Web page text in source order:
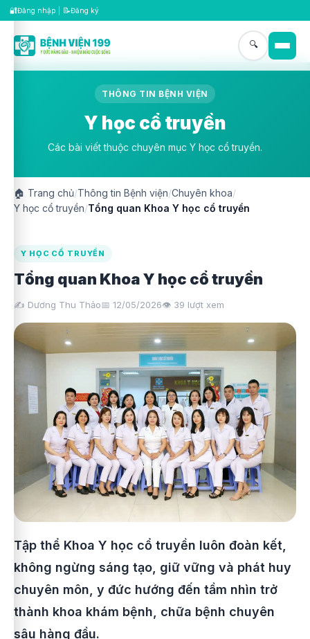
🔐Đăng nhập 📝Đăng ký
🔍
THÔNG TIN BỆNH VIỆN
Y học cổ truyền
Các bài viết thuộc chuyên mục Y học cổ truyền.
🏠 Trang chủ/Thông tin Bệnh viện/Chuyên khoa/
Y học cổ truyền/Tổng quan Khoa Y học cổ truyền
Y HỌC CỔ TRUYỀN
Tổng quan Khoa Y học cổ truyền
✍️ Dương Thu Thảo📅 12/05/2026👁️ 39 lượt xem
Tập thể Khoa Y học cổ truyền luôn đoàn kết,
không ngừng sáng tạo, giữ vững và phát huy
chuyên môn, y đức hướng đến tầm nhìn trở
thành khoa khám bệnh, chữa bệnh chuyên
sâu hàng đầu.